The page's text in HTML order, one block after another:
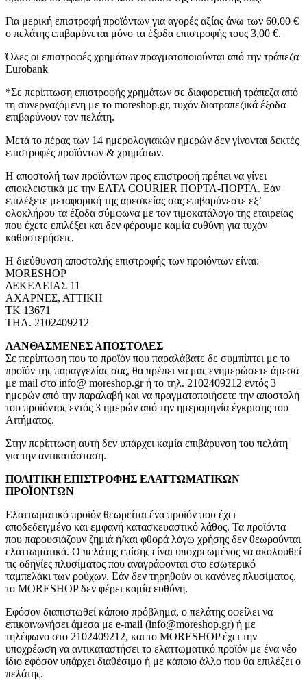
Για μερική επιστροφή προϊόντων για αγορές αξίας άνω των 60,00 €
ο πελάτης επιβαρύνεται μόνο τα έξοδα επιστροφής τους 3,00 €.
Όλες οι επιστροφές χρημάτων πραγματοποιούνται από την τράπεζα
Eurobank
*Σε περίπτωση επιστροφής χρημάτων σε διαφορετική τράπεζα από
τη συνεργαζόμενη με το moreshop.gr, τυχόν διατραπεζικά έξοδα
επιβαρύνουν τον πελάτη.
Μετά το πέρας των 14 ημερολογιακών ημερών δεν γίνονται δεκτές
επιστροφές προϊόντων & χρημάτων.
Η αποστολή των προϊόντων προς επιστροφή πρέπει να γίνει
αποκλειστικά με την ΕΛΤΑ COURIER ΠΟΡΤΑ-ΠΟΡΤΑ. Εάν
επιλέξετε μεταφορική της αρεσκείας σας επιβαρύνεστε εξ’
ολοκλήρου τα έξοδα σύμφωνα με τον τιμοκατάλογο της εταιρείας
που έχετε επιλέξει και δεν φέρουμε καμία ευθύνη για τυχόν
καθυστερήσεις.
Η διεύθυνση αποστολής επιστροφής των προϊόντων είναι:
MORESHOP
ΔΕΚΕΛΕΙΑΣ 11
ΑΧΑΡΝΕΣ, ΑΤΤΙΚΗ
ΤΚ 13671
ΤΗΛ. 2102409212
ΛΑΝΘΑΣΜΕΝΕΣ ΑΠΟΣΤΟΛΕΣ
Σε περίπτωση που το προϊόν που παραλάβατε δε συμπίπτει με το
προϊόν της παραγγελίας σας, θα πρέπει να μας ενημερώσετε άμεσα
με mail στο info@ moreshop.gr ή το τηλ. 2102409212 εντός 3
ημερών από την παραλαβή και να πραγματοποιήσετε την αποστολή
του προϊόντος εντός 3 ημερών από την ημερομηνία έγκρισης του
Αιτήματος.
Στην περίπτωση αυτή δεν υπάρχει καμία επιβάρυνση του πελάτη
για την αντικατάσταση.
ΠΟΛΙΤΙΚΗ ΕΠΙΣΤΡΟΦΗΣ ΕΛΑΤΤΩΜΑΤΙΚΩΝ
ΠΡΟΪΟΝΤΩΝ
Ελαττωματικό προϊόν θεωρείται ένα προϊόν που έχει
αποδεδειγμένο και εμφανή κατασκευαστικό λάθος. Τα προϊόντα
που παρουσιάζουν ζημιά ή/και φθορά λόγω χρήσης δεν θεωρούνται
ελαττωματικά. Ο πελάτης επίσης είναι υποχρεωμένος να ακολουθεί
τις οδηγίες πλυσίματος που αναγράφονται στο εσωτερικό
ταμπελάκι των ρούχων. Εάν δεν τηρηθούν οι κανόνες πλυσίματος,
το MORESHOP δεν φέρει καμία ευθύνη.
Εφόσον διαπιστωθεί κάποιο πρόβλημα, ο πελάτης οφείλει να
επικοινωνήσει άμεσα με e-mail (info@moreshop.gr) ή με
τηλέφωνο στο 2102409212, και το MORESHOP έχει την
υποχρέωση να αντικαταστήσει το ελαττωματικό προϊόν με ένα νέο
ίδιο εφόσον υπάρχει διαθέσιμο ή με κάποιο άλλο που θα επιλέξει ο
πελάτης.